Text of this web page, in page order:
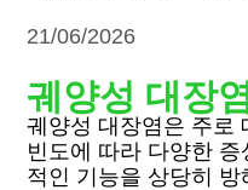
21/06/2026
궤양성 대장
궤양성 대장염은 주로
빈도에 따라 다양한
적인 기능을 상당히